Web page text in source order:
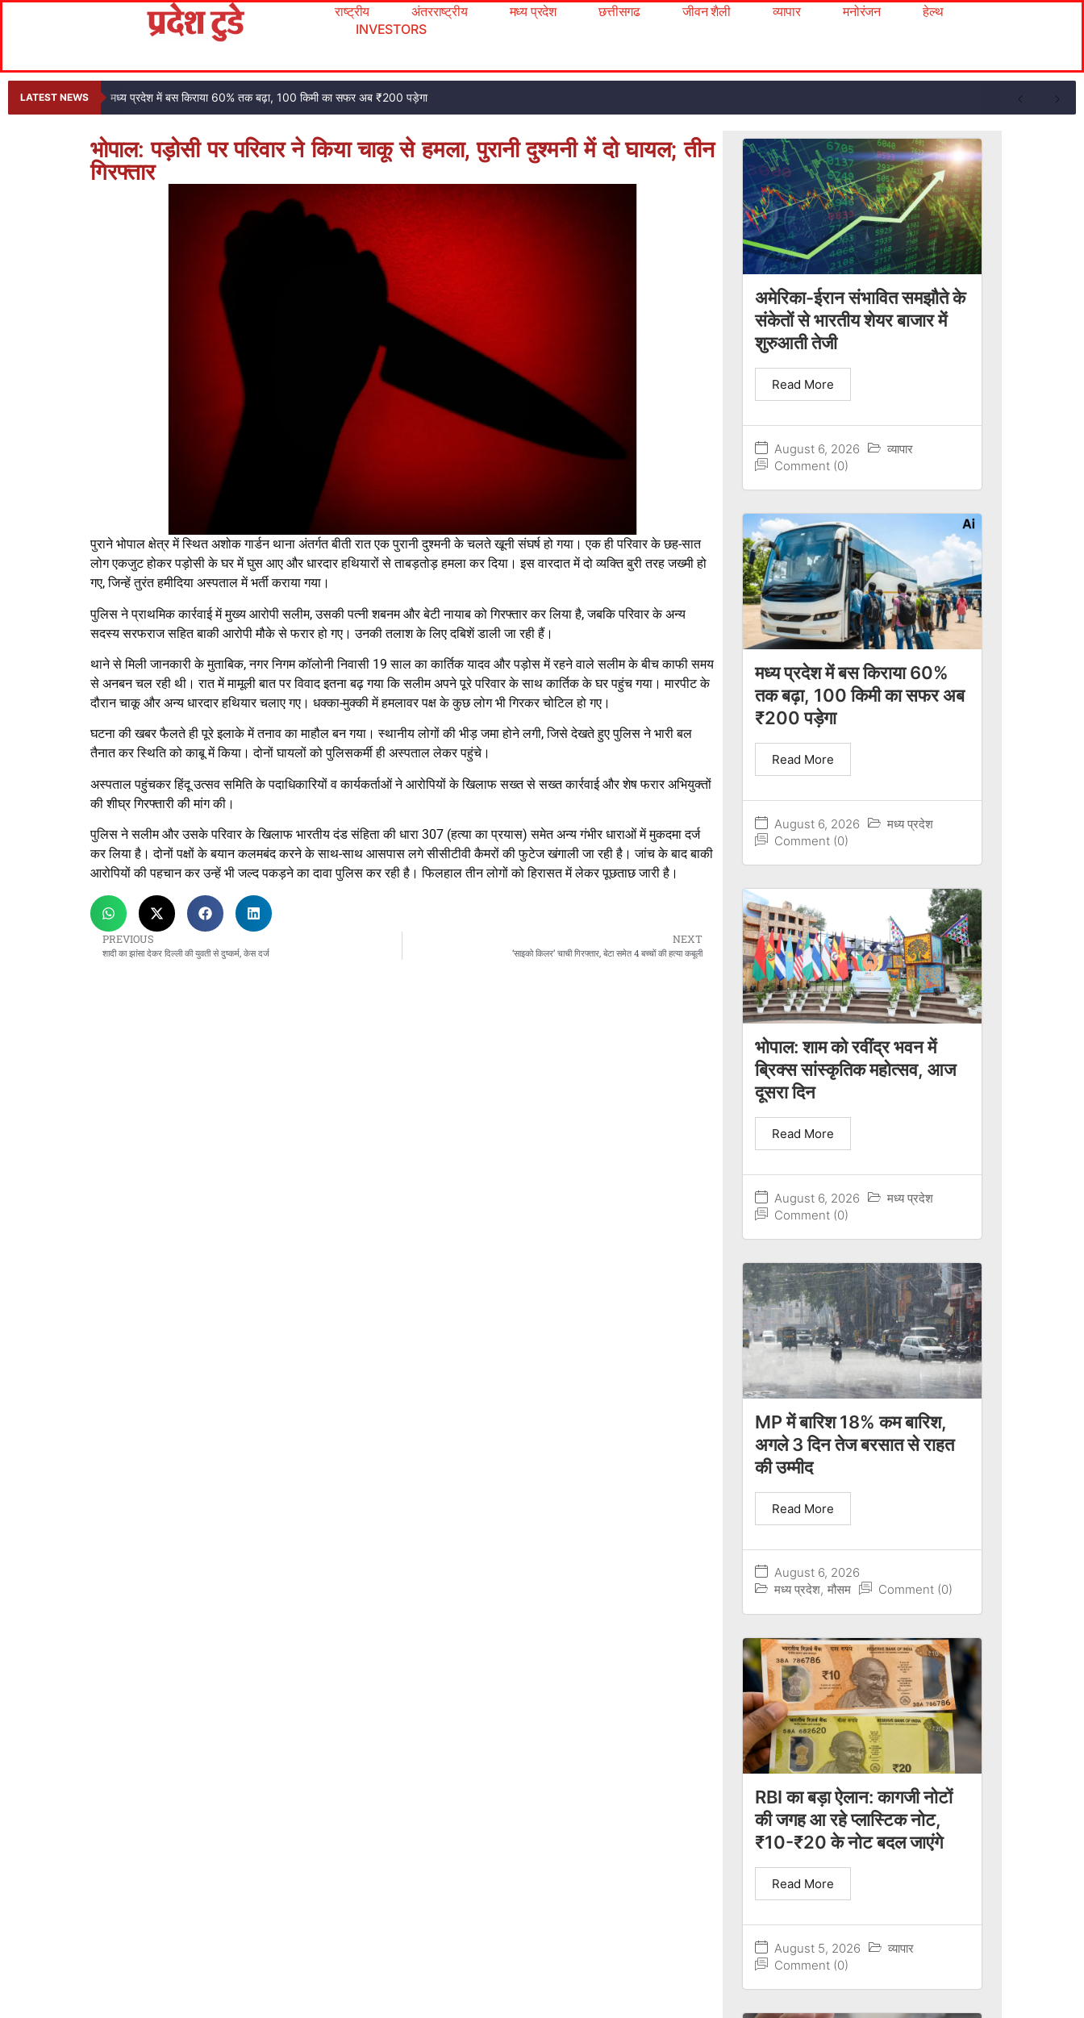
राष्ट्रीय अंतरराष्ट्रीय मध्य प्रदेश छत्तीसगढ जीवन शैली व्यापार मनोरंजन
हेल्थ
INVESTORS
LATEST NEWS मध्य प्रदेश में बस किराया 60% तक बढ़ा, 100 किमी का सफर अब ₹200 पड़ेगा
भोपाल: पड़ोसी पर परिवार ने किया चाकू से हमला, पुरानी दुश्मनी में दो घायल; तीन
गिरफ्तार
पुराने भोपाल क्षेत्र में स्थित अशोक गार्डन थाना अंतर्गत बीती रात एक पुरानी दुश्मनी के चलते खूनी संघर्ष हो गया। एक ही परिवार के छह-सात
लोग एकजुट होकर पड़ोसी के घर में घुस आए और धारदार हथियारों से ताबड़तोड़ हमला कर दिया। इस वारदात में दो व्यक्ति बुरी तरह जख्मी हो
गए, जिन्हें तुरंत हमीदिया अस्पताल में भर्ती कराया गया।
पुलिस ने प्राथमिक कार्रवाई में मुख्य आरोपी सलीम, उसकी पत्नी शबनम और बेटी नायाब को गिरफ्तार कर लिया है, जबकि परिवार के अन्य
सदस्य सरफराज सहित बाकी आरोपी मौके से फरार हो गए। उनकी तलाश के लिए दबिशें डाली जा रही हैं।
थाने से मिली जानकारी के मुताबिक, नगर निगम कॉलोनी निवासी 19 साल का कार्तिक यादव और पड़ोस में रहने वाले सलीम के बीच काफी समय
से अनबन चल रही थी। रात में मामूली बात पर विवाद इतना बढ़ गया कि सलीम अपने पूरे परिवार के साथ कार्तिक के घर पहुंच गया। मारपीट के
दौरान चाकू और अन्य धारदार हथियार चलाए गए। धक्का-मुक्की में हमलावर पक्ष के कुछ लोग भी गिरकर चोटिल हो गए।
घटना की खबर फैलते ही पूरे इलाके में तनाव का माहौल बन गया। स्थानीय लोगों की भीड़ जमा होने लगी, जिसे देखते हुए पुलिस ने भारी बल
तैनात कर स्थिति को काबू में किया। दोनों घायलों को पुलिसकर्मी ही अस्पताल लेकर पहुंचे।
अस्पताल पहुंचकर हिंदू उत्सव समिति के पदाधिकारियों व कार्यकर्ताओं ने आरोपियों के खिलाफ सख्त से सख्त कार्रवाई और शेष फरार अभियुक्तों
की शीघ्र गिरफ्तारी की मांग की।
पुलिस ने सलीम और उसके परिवार के खिलाफ भारतीय दंड संहिता की धारा 307 (हत्या का प्रयास) समेत अन्य गंभीर धाराओं में मुकदमा दर्ज
कर लिया है। दोनों पक्षों के बयान कलमबंद करने के साथ-साथ आसपास लगे सीसीटीवी कैमरों की फुटेज खंगाली जा रही है। जांच के बाद बाकी
आरोपियों की पहचान कर उन्हें भी जल्द पकड़ने का दावा पुलिस कर रही है। फिलहाल तीन लोगों को हिरासत में लेकर पूछताछ जारी है।
PREVIOUS
शादी का झांसा देकर दिल्ली की युवती से दुष्कर्म, केस दर्ज
NEXT
‘साइको किलर’ चाची गिरफ्तार, बेटा समेत 4 बच्चों की हत्या कबूली
अमेरिका-ईरान संभावित समझौते के
संकेतों से भारतीय शेयर बाजार में
शुरुआती तेजी
August 6, 2026
व्यापार
Comment (0)
Read More
मध्य प्रदेश में बस किराया 60%
तक बढ़ा, 100 किमी का सफर अब
₹200 पड़ेगा
August 6, 2026
मध्य प्रदेश
Comment (0)
Read More
भोपाल: शाम को रवींद्र भवन में
ब्रिक्स सांस्कृतिक महोत्सव, आज
दूसरा दिन
August 6, 2026
मध्य प्रदेश
Comment (0)
Read More
MP में बारिश 18% कम बारिश,
अगले 3 दिन तेज बरसात से राहत
की उम्मीद
August 6, 2026
मध्य प्रदेश, मौसम Comment (0)
Read More
RBI का बड़ा ऐलान: कागजी नोटों
की जगह आ रहे प्लास्टिक नोट,
₹10-₹20 के नोट बदल जाएंगे
August 5, 2026
व्यापार
Comment (0)
Read More